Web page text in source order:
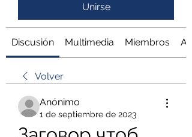
Unirse
Discusión Multimedia Miembros
Volver
Anónimo
1 de septiembre de 2023